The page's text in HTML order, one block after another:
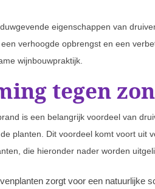
eigenschappen van
verhoogde opbrengst en een
wijnbouwpraktijk.
tegen
is een belangrijk voordeel van
planten. Dit voordeel komt voort uit
die hieronder nader worden
zorgt voor een natuurlijke